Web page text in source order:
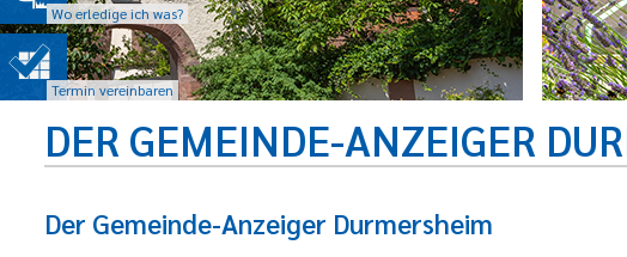
Wo erledige ich was?
Termin vereinbaren
DER GEMEINDE-ANZEIGER
Der Gemeinde-Anzeiger Durmersheim